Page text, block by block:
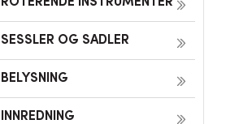
SESSLER OG SADLER
BELYSNING
INNREDNING